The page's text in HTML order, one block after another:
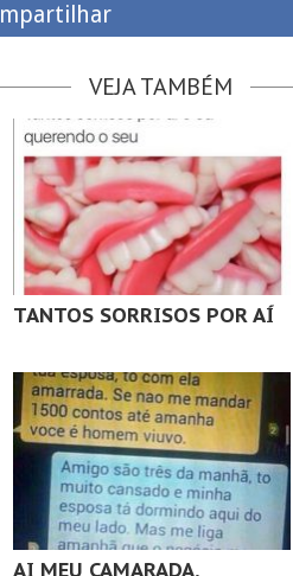
VEJA TAMBÉM
TANTOS SORRISOS POR AÍ
AI MEU CAMARADA,